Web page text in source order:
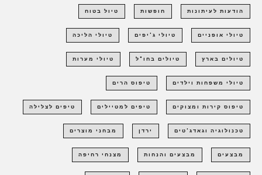
הודעות לעיתונות חופשות טיול בטוח
טיולי אופניים טיולי ג'יפים טיולי הליכה
טיולים בארץ טיולים בחו"ל טיולי מערות
טיולי משפחות וילדים טיפוס הרים
טיפוס קירות ומצוקים טיפים למטיילים טיפים לצלילה
טכנולוגיה וגאדג'טים ירדן מבחני מוצרים
מבצעים מבצעים והנחות מצנחי רחיפה